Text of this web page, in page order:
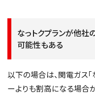
なっトクプランが他社
可能性もある
以下の場合は、関電ガス
ーよりも割高になる場合